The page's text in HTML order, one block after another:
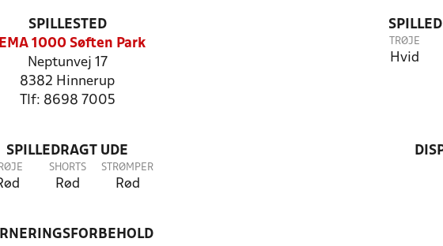
SPILLESTED
1000 Søften Park
Neptunvej 17
8382 Hinnerup
Tlf: 8698 7005
TRØJE
Hvid
SPILLEDRAGT UDE
SHORTS
Rød
STRØMPER
Rød